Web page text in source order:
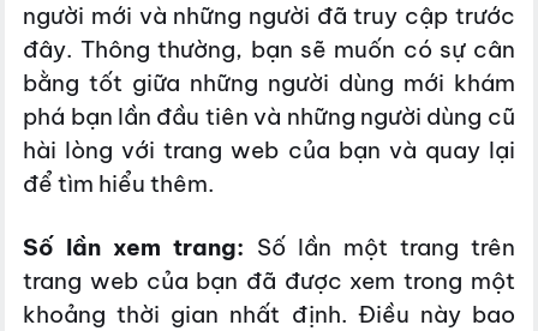
người mới và những người đã truy cập trước
đây. Thông thường, bạn sẽ muốn có sự cân
bằng tốt giữa những người dùng mới khám
phá bạn lần đầu tiên và những người dùng cũ
hài lòng với trang web của bạn và quay lại
để tìm hiểu thêm.
Số lần xem trang: Số lần một trang trên
trang web của bạn đã được xem trong một
khoảng thời gian nhất định. Điều này bao